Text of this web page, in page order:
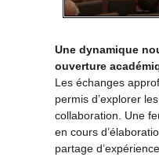
Une dynamique
ouverture
Les échanges
permis d’explorer
collaboration. Une
en cours
partage